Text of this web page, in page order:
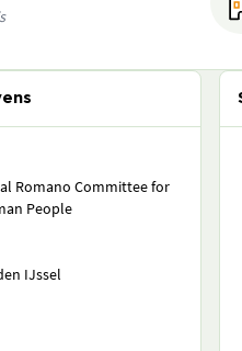
Romano Committee for
People
IJssel